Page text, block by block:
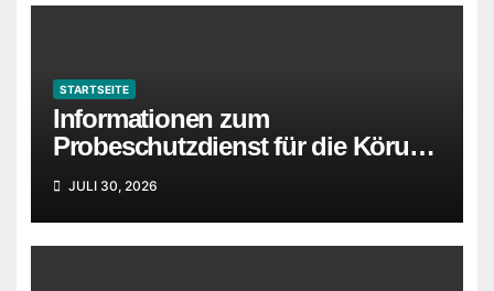
STARTSEITE
Informationen zum
Probeschutzdienst für die Körung
in Idstein wurden ergänzt
JULI 30, 2026